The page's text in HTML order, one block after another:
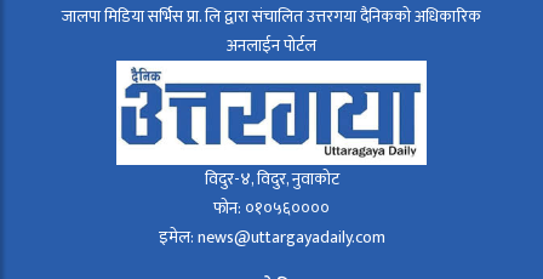
जालपा मिडिया सर्भिस प्रा. लि द्वारा संचालित उत्तरगया दैनिकको अधिकारिक
अनलाईन पोर्टल
विदुर-४, विदुर, नुवाकोट
फोन: ०१०५६००००
इमेल: news@uttargayadaily.com